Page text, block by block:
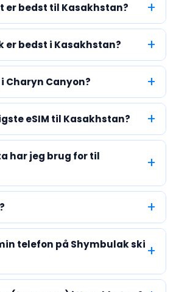
er bedst til Kasakhstan?
bedst i Kasakhstan?
Charyn Canyon?
eSIM til Kasakhstan?
har jeg brug for til
telefon på Shymbulak ski